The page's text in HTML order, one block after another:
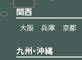
関西
大阪 兵庫 京都
九州・沖縄